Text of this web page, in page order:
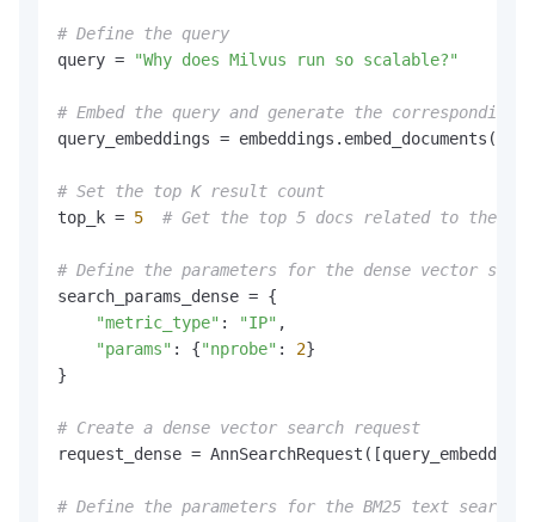
# Define the query
query =
"Why does Milvus run so scalable?"
# Embed the query and generate the
query_embeddings =
# Set the top K result count
top_k = 5 # Get the top 5 docs related to the
# Define the parameters for the dense vector
search_params_dense = {
"metric_type" : "IP" ,
"params" : {"nprobe" : 2}
}
# Create a dense vector search request
request_dense =
# Define the parameters for the BM25 text search